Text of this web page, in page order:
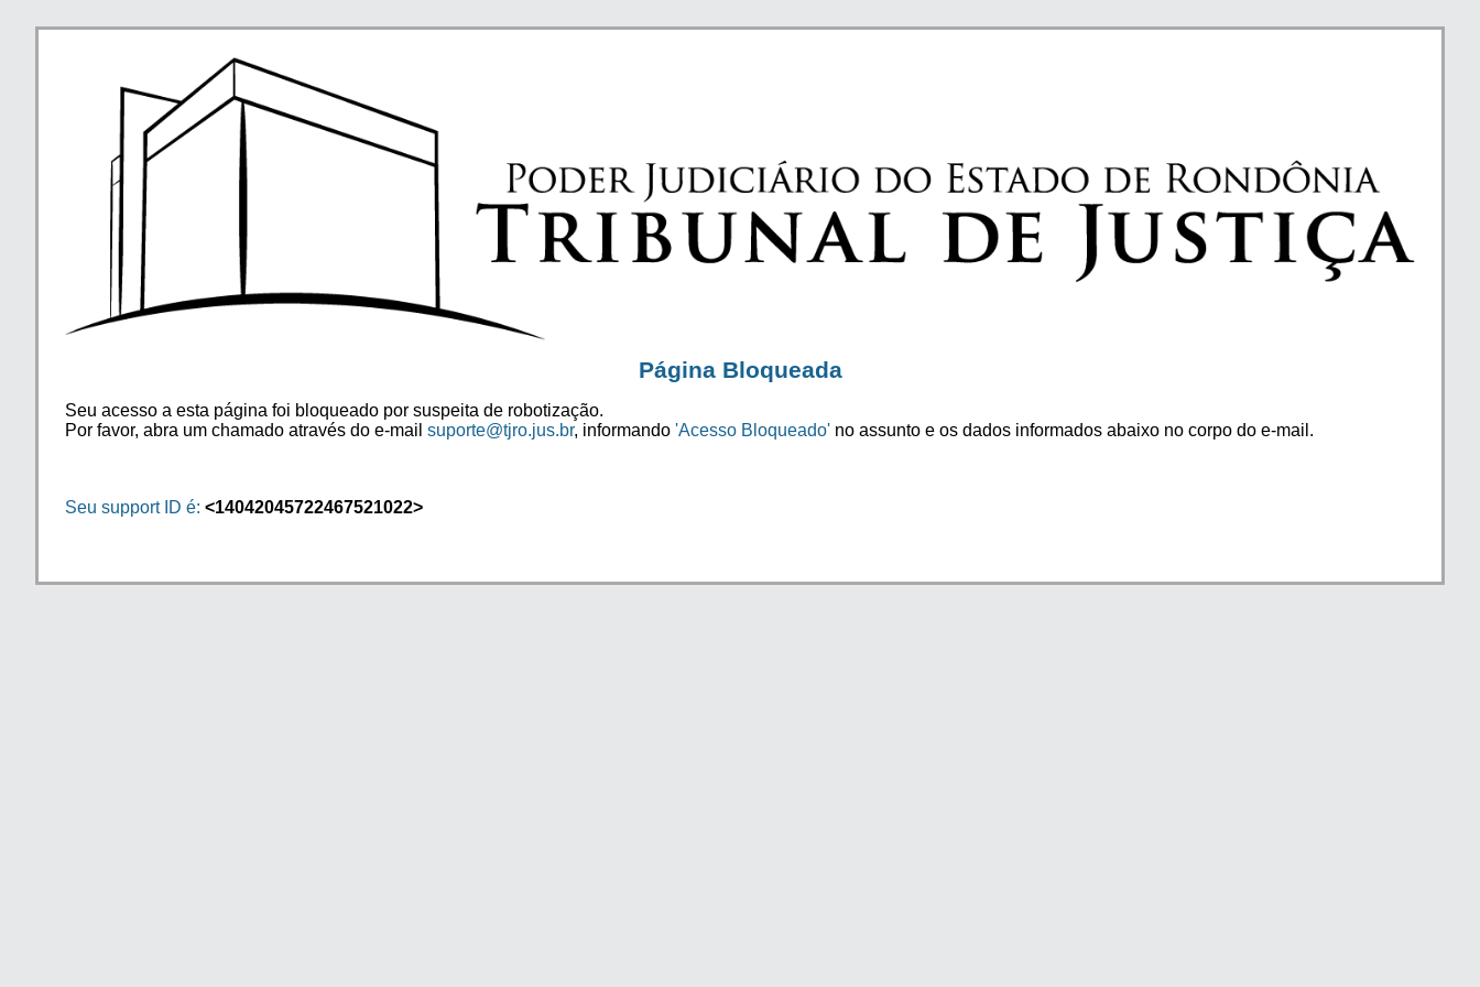
Página Bloqueada
Seu acesso a esta página foi bloqueado por suspeita de robotização.
Por favor, abra um chamado através do e-mail suporte@tjro.jus.br, informando 'Acesso Bloqueado' no assunto e os dados informados abaixo no corpo do e-mail.
Seu support ID é: <14042045722467521022>